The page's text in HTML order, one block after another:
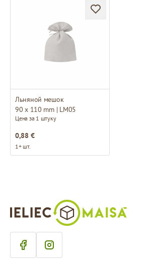
Льняной мешок
90 x 110 mm | LM05
Цена за 1 штуку
0,88 €
1+ шт.